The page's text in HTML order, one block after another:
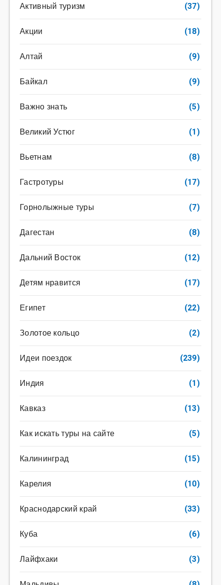
Активный туризм (37)
Акции (18)
Алтай (9)
Байкал (9)
Важно знать (5)
Великий Устюг (1)
Вьетнам (8)
Гастротуры (17)
Горнолыжные туры (7)
Дагестан (8)
Дальний Восток (12)
Детям нравится (17)
Египет (22)
Золотое кольцо (2)
Идеи поездок (239)
Индия (1)
Кавказ (13)
Как искать туры на сайте (5)
Калининград (15)
Карелия (10)
Краснодарский край (33)
Куба (6)
Лайфхаки (3)